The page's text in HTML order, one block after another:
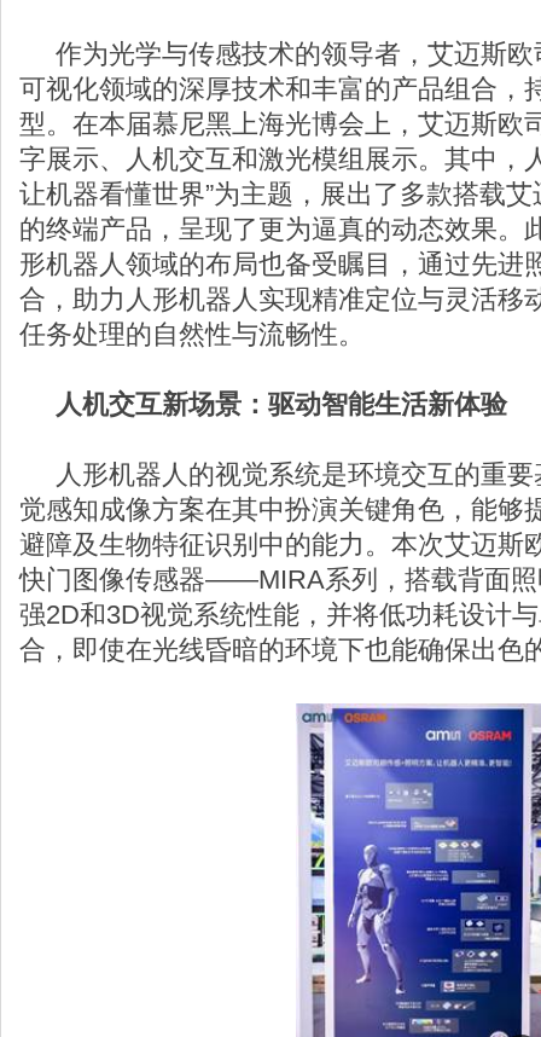
作为光学与传感技术的领导者，艾迈斯欧
可视化领域的深厚技术和丰富的产品组合，
型。在本届慕尼黑上海光博会上，艾迈斯欧
字展示、人机交互和激光模组展示。其中，
让机器看懂世界”为主题，展出了多款搭载
的终端产品，呈现了更为逼真的动态效果。
形机器人领域的布局也备受瞩目，通过先进
合，助力人形机器人实现精准定位与灵活移
任务处理的自然性与流畅性。
人机交互新场景：驱动智能生活新体验
人形机器人的视觉系统是环境交互的重要
觉感知成像方案在其中扮演关键角色，能够
避障及生物特征识别中的能力。本次艾迈斯
快门图像传感器——MIRA系列，搭载背面照
强2D和3D视觉系统性能，并将低功耗设计
合，即使在光线昏暗的环境下也能确保出色